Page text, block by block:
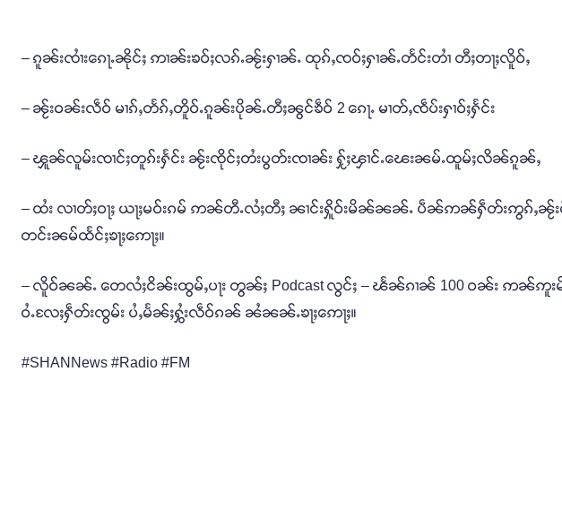
– ၵူၼ်းၸၢႆးၵေႃႉၼိုင်ႈ ဢၢၼ်းၶဝ်ႈလၵ်ႉၼႂ်းႁၢၼ်ႉ ထုၵ်ႇၸဝ်ႈႁၢၼ်ႉတႅင်းတၢႆ တီႈတႃႈလိူဝ်ႇ
– ၼႂ်းဝၼ်းလဵဝ် မၢၵ်ႇတႅၵ်ႇတိူဝ်ႉၵူၼ်းပိုၼ်ႉတီႈၼွင်ၶဵဝ် 2 ၵေႃႉ မၢတ်ႇၸဵပ်းႁၢဝ်ႈႁႅင်း
– ၾူၼ်လူမ်းၸၢင်ႈတူၵ်းႁႅင်း ၼႂ်းၸိုင်ႈတႆးပွတ်းၸၢၼ်း ႁႂ်ႈၾၢင်ႉၽေးၼမ်ႉထူမ်ႈလိၼ်ၵူၼ်ႇ
– ထႆး လၢတ်ႈဝႃႈ ယႃႈမဝ်းၵမ် ဢၼ်တီႉလႆႈတီႈ ၼၢင်းႁိူဝ်းမိၼ်ၼၼ်ႉ ပဵၼ်ဢၼ်ႁဵတ်းဢွၵ်ႇၼႂ်းမိူင်
တင်းၼမ်ထႅင်ႈၶႃႈဢေႃႈ။
– လိူဝ်ၼၼ်ႉ တေလႆႈငိၼ်းထွမ်ႇပႃး တွၼ်ႈ Podcast လွင်ႈ – ၽႅၼ်ၵၢၼ် 100 ဝၼ်း ဢၼ်ဢူး
ဝႆႉလႄႈႁဵတ်းၸွမ်း ပႆႇမႅၼ်ႈႁွႆးလဵဝ်ၵၼ် ၼႆၼၼ်ႉၶႃႈဢေႃႈ။
#SHANNews #Radio #FM